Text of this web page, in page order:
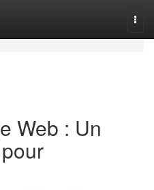
Web : Un